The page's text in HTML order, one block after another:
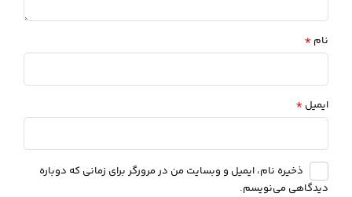
نام *
ایمیل *
ذخیره نام، ایمیل و وبسایت من در مرورگر برای زمانی که دوباره
دیدگاهی می‌نویسم.